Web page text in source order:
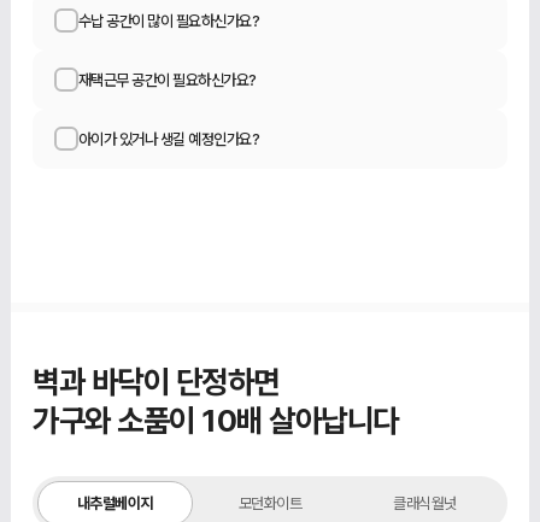
수납 공간이 많이 필요하신가요?
재택근무 공간이 필요하신가요?
아이가 있거나 생길 예정인가요?
벽과 바닥이 단정하면
가구와 소품이 10배 살아납니다
내추럴베이지
부드럽고 따뜻한 느낌
내추럴베이지 모던화이트 클래식월넛